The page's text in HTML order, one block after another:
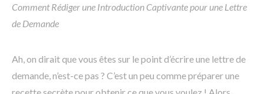
Comment Rédiger une Introduction Captivante pour une Lettre
de Demande
Ah, on dirait que vous êtes sur le point d’écrire une lettre de
demande, n’est-ce pas ? C’est un peu comme préparer une